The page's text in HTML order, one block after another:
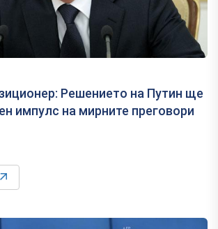
Решението на Путин ще
импулс на мирните преговори